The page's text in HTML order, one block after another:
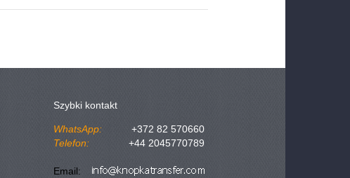
Szybki kontakt
WhatsApp:
+372 82 570660
Telefon:
+44 2045770789
Email: